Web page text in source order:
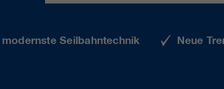
Seilbahntechnik Neue